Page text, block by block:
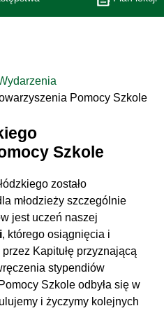
Pomocy Szkole
Szkole
zostało
młodzieży szczególnie
jest uczeń naszej
, którego osiągnięcia i
Kapitułę przyznającą
stypendiów
Szkole odbyła się w
i życzymy kolejnych